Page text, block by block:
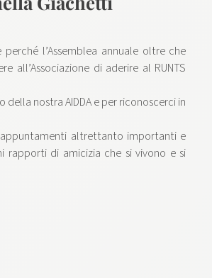
l’Assemblea annuale oltre che
all’Associazione di aderire al RUNTS
nostra AIDDA e per riconoscerci in
altrettanto importanti e
rapporti di amicizia che si vivono e si